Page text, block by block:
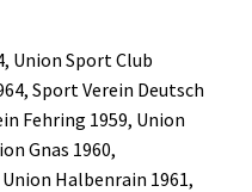
Union Sport Club
Sport Verein Deutsch
Fehring 1959, Union
Gnas 1960,
Halbenrain 1961,